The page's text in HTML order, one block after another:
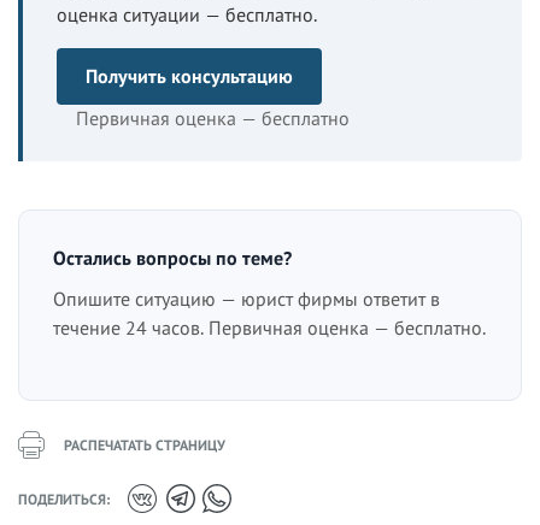
оценка ситуации — бесплатно.
Получить консультацию
Первичная оценка — бесплатно
Остались вопросы по теме?
Опишите ситуацию — юрист фирмы ответит в
течение 24 часов. Первичная оценка — бесплатно.
РАСПЕЧАТАТЬ СТРАНИЦУ
ПОДЕЛИТЬСЯ: